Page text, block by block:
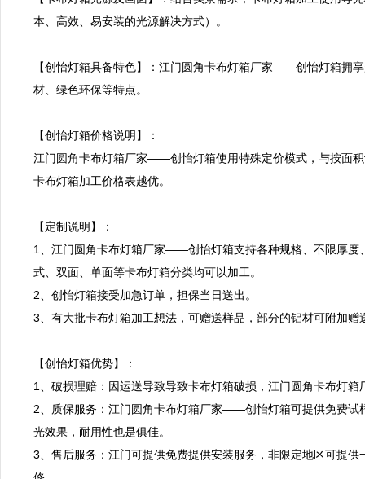
本、高效、易安装的光源解决方式）。
【创怡灯箱具备特色】：江门圆角卡布灯箱厂家——创怡灯箱拥
材、绿色环保等特点。
【创怡灯箱价格说明】：
江门圆角卡布灯箱厂家——创怡灯箱使用特殊定价模式，与按面
卡布灯箱加工价格表越优。
【定制说明】：
1、江门圆角卡布灯箱厂家——创怡灯箱支持各种规格、不限厚度
式、双面、单面等卡布灯箱分类均可以加工。
2、创怡灯箱接受加急订单，担保当日送出。
3、有大批卡布灯箱加工想法，可赠送样品，部分的铝材可附加赠
【创怡灯箱优势】：
1、破损理赔：因运送导致导致卡布灯箱破损，江门圆角卡布灯
2、质保服务：江门圆角卡布灯箱厂家——创怡灯箱可提供免费试
光效果，耐用性也是俱佳。
3、售后服务：江门可提供免费提供安装服务，非限定地区可提